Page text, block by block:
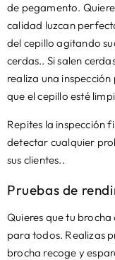
de pegamento.
calidad luzcan
del cepillo agitando
cerdas.. Si salen
realiza una
que el cepillo esté
Repites la inspección
detectar cualquier
sus clientes..
Pruebas de
Quieres que tu
para todos. Realizas
brocha recoge y